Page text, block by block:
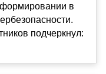
в
подчеркнул: